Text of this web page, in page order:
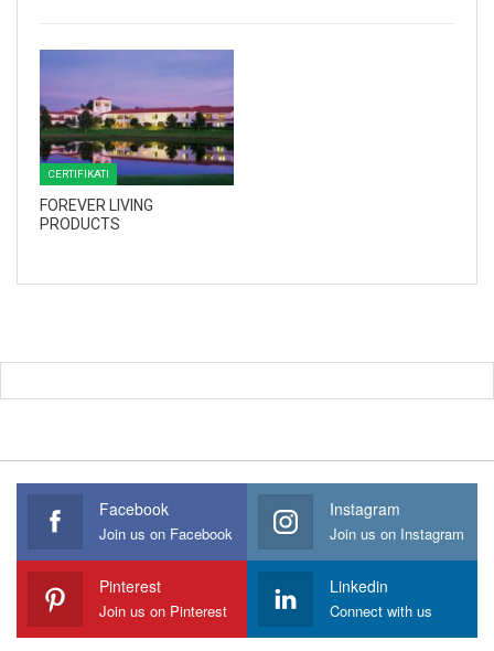
CERTIFIKATI
FOREVER LIVING
PRODUCTS
Facebook
Join us on Facebook
Instagram
Join us on Instagram
Pinterest
Join us on Pinterest
Linkedin
Connect with us